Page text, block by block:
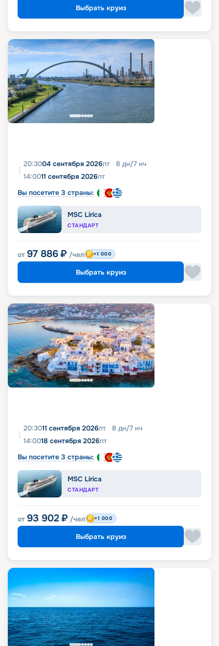
Выбрать круиз
20:3004 сентября 2026пт 8 дн/7 нч
14:0011 сентября 2026пт
Вы посетите 3 страны:
MSC Lirica
СТАНДАРТ
от 97 886 ₽ /чел +1 000
Выбрать круиз
20:3011 сентября 2026пт 8 дн/7 нч
14:0018 сентября 2026пт
Вы посетите 3 страны:
MSC Lirica
СТАНДАРТ
от 93 902 ₽ /чел +1 000
Выбрать круиз